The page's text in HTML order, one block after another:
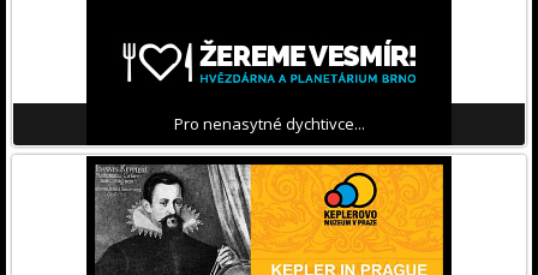
Pro nenasytné dychtivce...